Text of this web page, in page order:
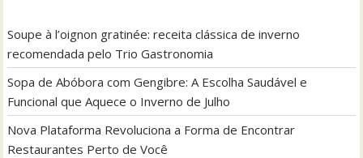
Soupe à l’oignon gratinée: receita clássica de inverno
recomendada pelo Trio Gastronomia
Sopa de Abóbora com Gengibre: A Escolha Saudável e
Funcional que Aquece o Inverno de Julho
Nova Plataforma Revoluciona a Forma de Encontrar
Restaurantes Perto de Você